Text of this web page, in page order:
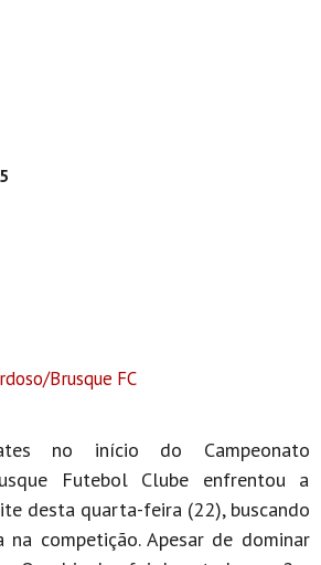
Brusque FC
no início do Campeonato
Futebol Clube enfrentou a
desta quarta-feira (22), buscando
na competição. Apesar de dominar